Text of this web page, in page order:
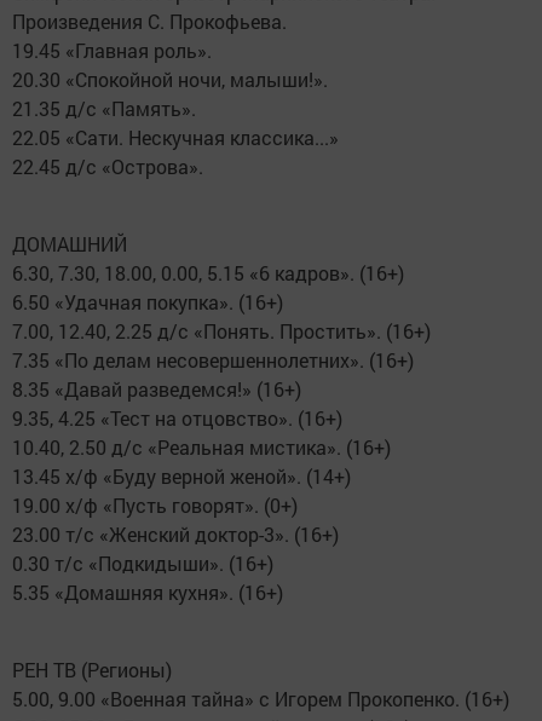
Произведения С. Прокофьева.
19.45 «Главная роль».
20.30 «Спокойной ночи, малыши!».
21.35 д/с «Память».
22.05 «Сати. Нескучная классика...»
22.45 д/с «Острова».
ДОМАШНИЙ
6.30, 7.30, 18.00, 0.00, 5.15 «6 кадров». (16+)
6.50 «Удачная покупка». (16+)
7.00, 12.40, 2.25 д/с «Понять. Простить». (16+)
7.35 «По делам несовершеннолетних». (16+)
8.35 «Давай разведемся!» (16+)
9.35, 4.25 «Тест на отцовство». (16+)
10.40, 2.50 д/с «Реальная мистика». (16+)
13.45 х/ф «Буду верной женой». (14+)
19.00 х/ф «Пусть говорят». (0+)
23.00 т/с «Женский доктор-3». (16+)
0.30 т/с «Подкидыши». (16+)
5.35 «Домашняя кухня». (16+)
РЕН ТВ (Регионы)
5.00, 9.00 «Военная тайна» с Игорем Прокопенко. (16+)